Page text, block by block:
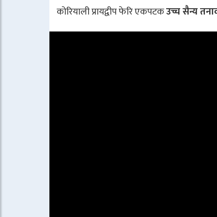
कोरियाली प्रायद्वीप फेरि एकपटकउच्च सैन्य